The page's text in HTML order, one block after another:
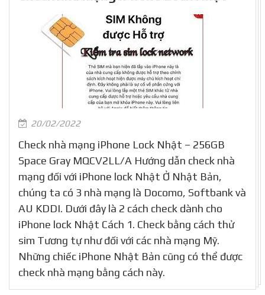
20/02/2022
Check nhà mạng iPhone Lock Nhật – 256GB
Space Gray MQCV2LL/A Hướng dẫn check nhà
mạng đối với iPhone lock Nhật Ở Nhật Bản,
chúng ta có 3 nhà mạng là Docomo, Softbank và
AU KDDI. Dưới đây là 2 cách check dành cho
iPhone lock Nhật Cách 1. Check bằng cách thử
sim Tương tự như đối với các nhà mạng Mỹ.
Những chiếc iPhone Nhật Bản cũng có thể được
check nhà mạng bằng cách này.